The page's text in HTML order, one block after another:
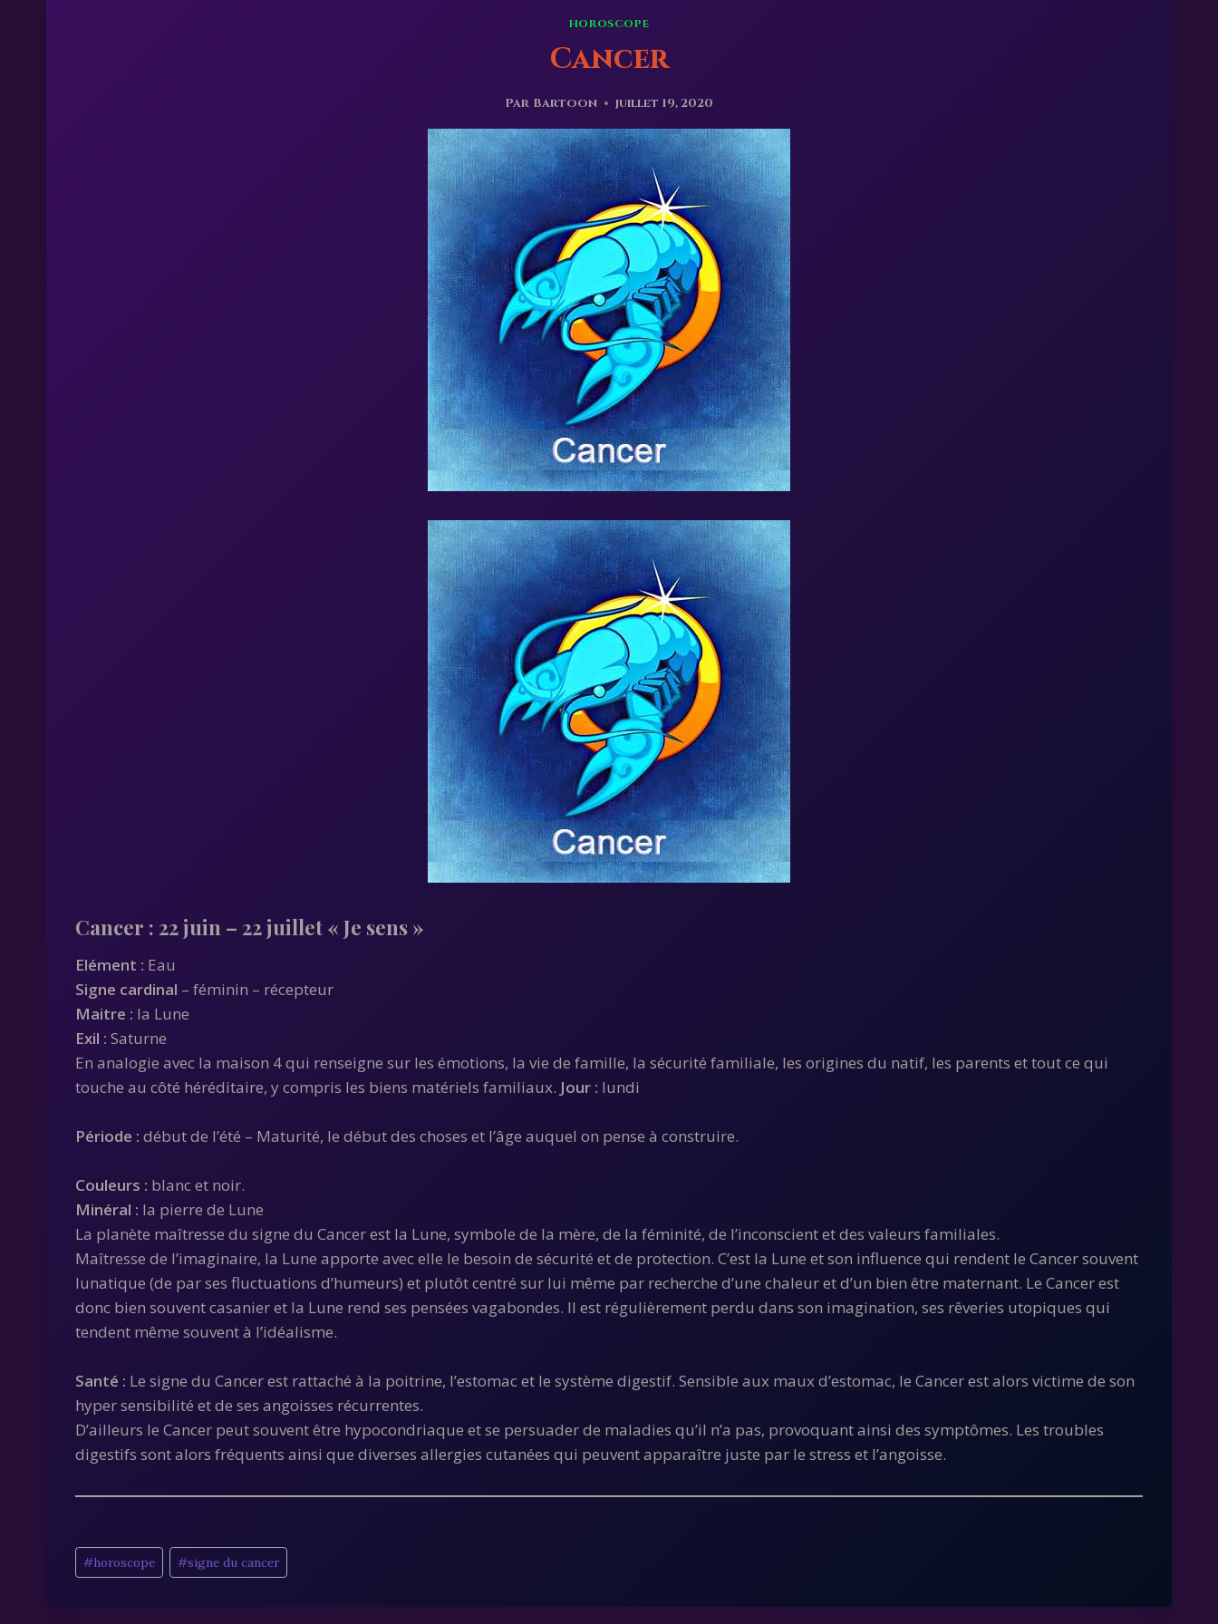
HOROSCOPE
Cancer
Par Bartoon juillet 19, 2020
Cancer : 22 juin – 22 juillet « Je sens »
Elément : Eau
Signe cardinal – féminin – récepteur
Maitre : la Lune
Exil : Saturne
En analogie avec la maison 4 qui renseigne sur les émotions, la vie de famille, la sécurité familiale, les origines du natif, les parents et tout ce qui
touche au côté héréditaire, y compris les biens matériels familiaux. Jour : lundi
Période : début de l’été – Maturité, le début des choses et l’âge auquel on pense à construire.
Couleurs : blanc et noir.
Minéral : la pierre de Lune
La planète maîtresse du signe du Cancer est la Lune, symbole de la mère, de la féminité, de l’inconscient et des valeurs familiales.
Maîtresse de l’imaginaire, la Lune apporte avec elle le besoin de sécurité et de protection. C’est la Lune et son influence qui rendent le Cancer souvent
lunatique (de par ses fluctuations d’humeurs) et plutôt centré sur lui même par recherche d’une chaleur et d’un bien être maternant. Le Cancer est
donc bien souvent casanier et la Lune rend ses pensées vagabondes. Il est régulièrement perdu dans son imagination, ses rêveries utopiques qui
tendent même souvent à l’idéalisme.
Santé : Le signe du Cancer est rattaché à la poitrine, l’estomac et le système digestif. Sensible aux maux d’estomac, le Cancer est alors victime de son
hyper sensibilité et de ses angoisses récurrentes.
D’ailleurs le Cancer peut souvent être hypocondriaque et se persuader de maladies qu’il n’a pas, provoquant ainsi des symptômes. Les troubles
digestifs sont alors fréquents ainsi que diverses allergies cutanées qui peuvent apparaître juste par le stress et l’angoisse.
Étiquettes
de
#horoscope #signe du cancer